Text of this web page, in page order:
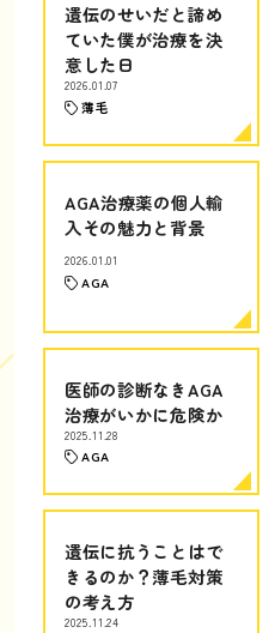
遺伝のせいだと諦め
ていた僕が治療を決
意した日
2026.01.07
薄毛
AGA治療薬の個人輸
入その魅力と背景
2026.01.01
AGA
医師の診断なきAGA
治療がいかに危険か
2025.11.28
AGA
遺伝に抗うことはで
きるのか？薄毛対策
の考え方
2025.11.24